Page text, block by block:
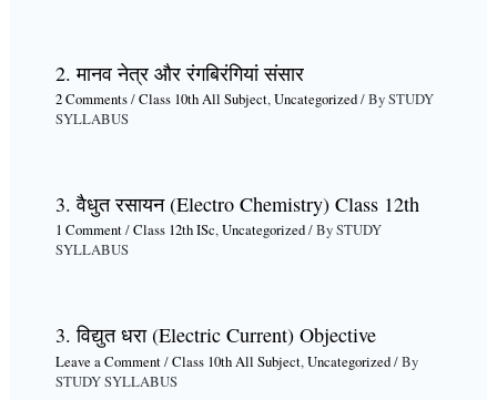
2. मानव नेत्र और रंगबिरंगियां संसार
2 Comments/Class 10th All Subject,Uncategorized/ BySTUDY
SYLLABUS
3. वैधुत रसायन (Electro Chemistry) Class 12th
1 Comment/Class 12th ISc,Uncategorized/ BySTUDY
SYLLABUS
3. विद्युत धरा (Electric Current) Objective
Leave a Comment/Class 10th All Subject,Uncategorized/ By
STUDY SYLLABUS